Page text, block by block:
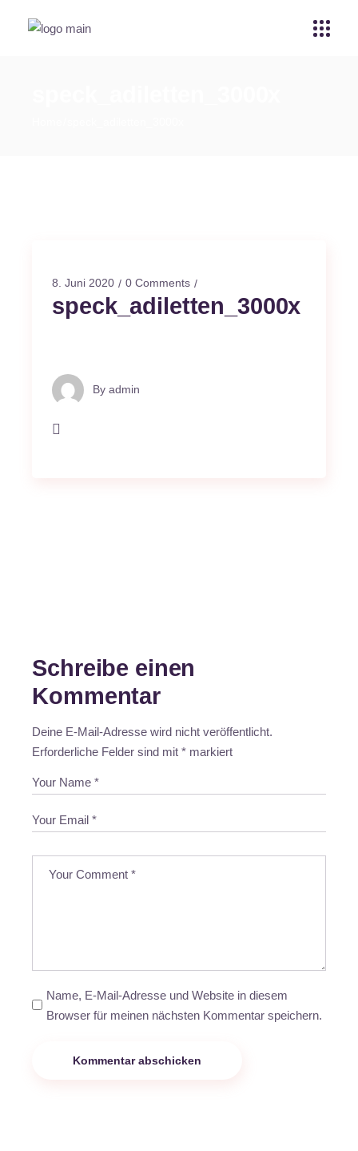
8. Juni 2020 0 Comments
speck_adiletten_3000x
By admin
Schreibe einen
Kommentar
Deine E-Mail-Adresse wird nicht veröffentlicht.
Erforderliche Felder sind mit* markiert
Name, E-Mail-Adresse und Website in diesem
Browser für meinen nächsten Kommentar speichern.
Kommentar abschicken